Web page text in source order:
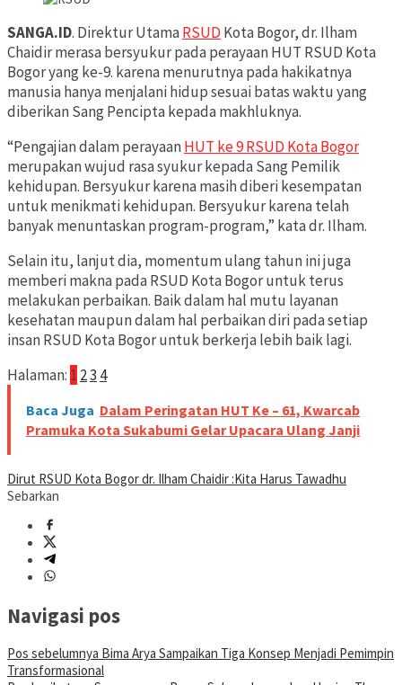
SANGA.ID. Direktur UtamaRSUD Kota Bogor, dr. Ilham
Chaidir merasa bersyukur pada perayaan HUT RSUD Kota
Bogor yang ke-9. karena menurutnya pada hakikatnya
manusia hanya menjalani hidup sesuai batas waktu yang
diberikan Sang Pencipta kepada makhluknya.
“Pengajian dalam perayaanHUT ke 9 RSUD Kota Bogor
merupakan wujud rasa syukur kepada Sang Pemilik
kehidupan. Bersyukur karena masih diberi kesempatan
untuk menikmati kehidupan. Bersyukur karena telah
banyak menuntaskan program-program,” kata dr. Ilham.
Selain itu, lanjut dia, momentum ulang tahun ini juga
memberi makna pada RSUD Kota Bogor untuk terus
melakukan perbaikan. Baik dalam hal mutu layanan
kesehatan maupun dalam hal perbaikan diri pada setiap
insan RSUD Kota Bogor untuk berkerja lebih baik lagi.
Halaman: 1 23 4
Baca Juga Dalam Peringatan HUT Ke – 61, Kwarcab
Pramuka Kota Sukabumi Gelar Upacara Ulang Janji
Dirut RSUD Kota Bogor dr. Ilham Chaidir :Kita Harus Tawadhu
Sebarkan
Navigasi pos
Pos sebelumnya Bima Arya Sampaikan Tiga Konsep Menjadi Pemimpin
Transformasional